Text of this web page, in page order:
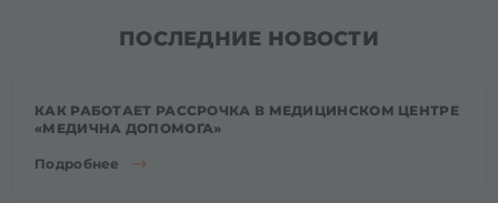
ПОСЛЕДНИЕ НОВОСТИ
КАК РАБОТАЕТ РАССРОЧКА В МЕДИЦИНСКОМ ЦЕНТРЕ
«МЕДИЧНА ДОПОМОГА»
Подробнее